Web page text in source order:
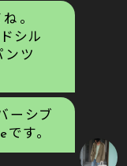
。
シル
ンツ
ーシブ
す。